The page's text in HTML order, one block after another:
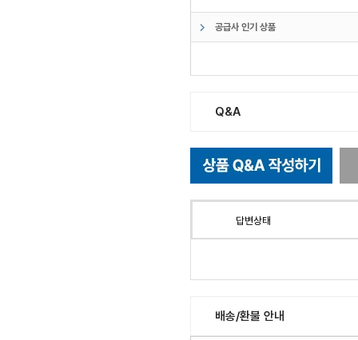
공급사 인기 상품
Q&A
답변상태
배송/환불 안내